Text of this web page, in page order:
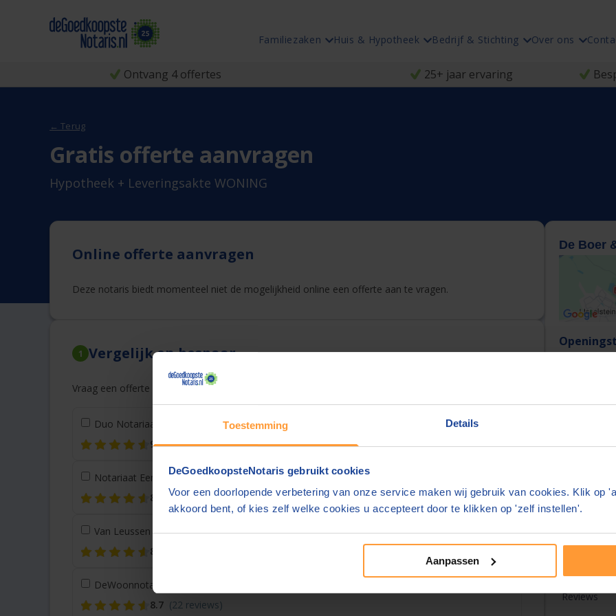
Toestemming Details
DeGoedkoopsteNotaris gebruikt cookies
Voor een doorlopende verbetering van onze service maken wij gebruik van cookies. Klik op
akkoord bent, of kies zelf welke cookies u accepteert door te klikken op 'zelf instellen'.
Aanpassen
Familiezaken Huis & Hypotheek Bedrijf & Stichting Over ons
Ontvang 4 offertes 25+ jaar ervaring
← Terug
Gratis offerte aanvragen
Hypotheek + Leveringsakte WONING
De Boer
Over
Tarieven
Reviews
Online offerte aanvragen
Deze notaris biedt momenteel niet de mogelijkheid online een offerte aan te vragen.
1 Vergelijk en bespaar
Vraag een offerte aan bij een andere notaris in de buurt
Duo Notariaat
(7 km)
9.2 (138 reviews)
Notariaat EemmeerBunschoten (27 km)
8.7
(216 reviews)
Van Leussen Van den Broek NotarissenMolenaarsgraaf (28 km)
8.9
DeWoonnotaris
8.7 (22 reviews)